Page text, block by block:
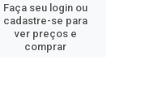
Faça seu login ou
cadastre-se para
ver preços e
comprar